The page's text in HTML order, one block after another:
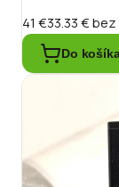
41 €33.33 €bez
Do